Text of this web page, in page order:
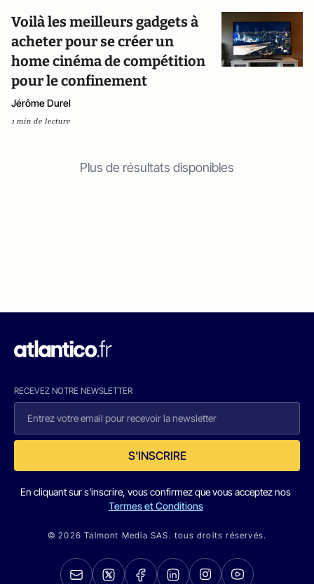
Voilà les meilleurs gadgets à
acheter pour se créer un
home cinéma de compétition
pour le confinement
Jérôme Durel
1 min de lecture
Plus de résultats disponibles
RECEVEZ NOTRE NEWSLETTER
S'INSCRIRE
En cliquant sur s'inscrire, vous confirmez que vous acceptez nos
Termes et Conditions
© 2026 Talmont Media SAS. tous droits réservés.